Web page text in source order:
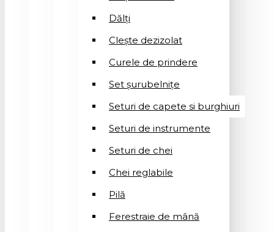
Dălți
Clește dezizolat
Curele de prindere
Set șurubelnițe
Seturi de capete si burghiuri
Seturi de instrumente
Seturi de chei
Chei reglabile
Pilă
Ferestraie de mână